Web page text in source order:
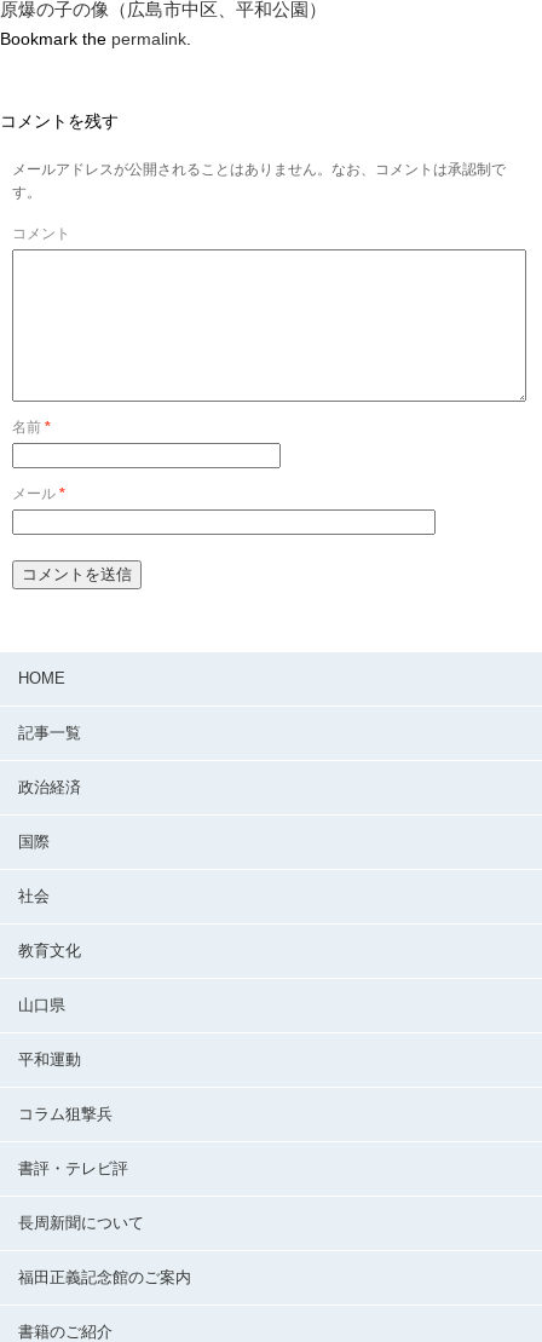
原爆の子の像（広島市中区、平和公園）
Bookmark the permalink.
コメントを残す
メールアドレスが公開されることはありません。なお、コメントは承認制で
す。
コメント
名前 *
メール *
HOME
記事一覧
政治経済
国際
社会
教育文化
山口県
平和運動
コラム狙撃兵
書評・テレビ評
長周新聞について
福田正義記念館のご案内
書籍のご紹介